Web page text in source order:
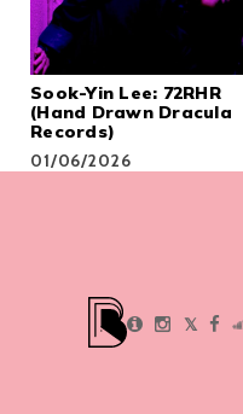
Sook-Yin Lee: 72RHR
(Hand Drawn Dracula
Records)
01/06/2026
𝕏